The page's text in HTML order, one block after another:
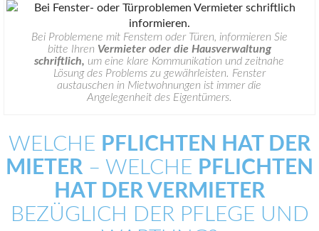
Bei Problemene mit Fenstern oder Türen, informieren Sie
bitte Ihren Vermieter oder die Hausverwaltung
schriftlich, um eine klare Kommunikation und zeitnahe
Lösung des Problems zu gewährleisten. Fenster
austauschen in Mietwohnungen ist immer die
Angelegenheit des Eigentümers.
WELCHE PFLICHTEN HAT DER
MIETER – WELCHE PFLICHTEN
HAT DER VERMIETER
BEZÜGLICH DER PFLEGE UND